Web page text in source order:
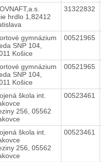
hrdlo 1,82412
31322832
gymnázium
SNP 104,
Košice
00521965
gymnázium
SNP 104,
Košice
00521965
škola int.
256, 05562
00523461
škola int.
256, 05562
00523461